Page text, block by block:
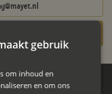
gebruik
om inhoud en
en om ons